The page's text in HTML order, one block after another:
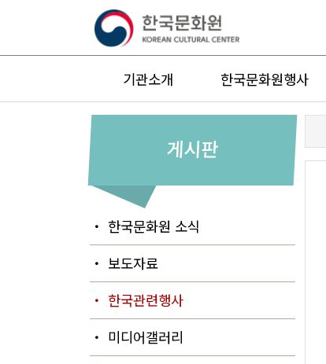
기관소개 한국문화원행사
게시판
・ 한국문화원 소식
・ 보도자료
・ 한국관련행사
・ 미디어갤러리